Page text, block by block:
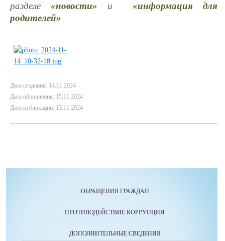
разделе «новости» и «информация для
родителей»
Дата создания: 14.11.2024
Дата обновления: 15.11.2024
Дата публикации: 13.11.2024
ОБРАЩЕНИЯ ГРАЖДАН
ПРОТИВОДЕЙСТВИЕ КОРРУПЦИИ
ДОПОЛНИТЕЛЬНЫЕ СВЕДЕНИЯ